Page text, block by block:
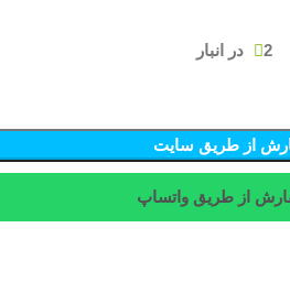
2 در انبار
از طریق سایت
از طریق واتساپ